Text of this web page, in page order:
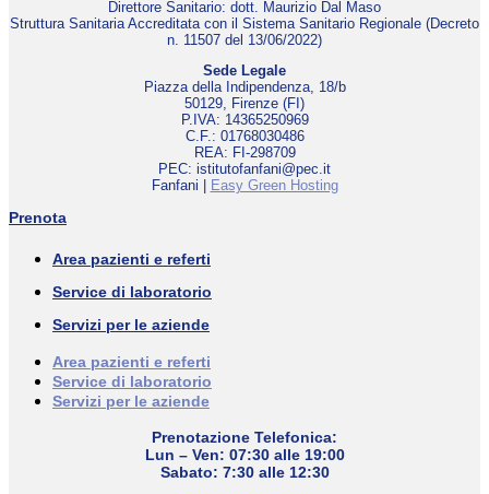
Direttore Sanitario: dott. Maurizio Dal Maso
Struttura Sanitaria Accreditata con il Sistema Sanitario Regionale (Decreto
n. 11507 del 13/06/2022)
Sede Legale
Piazza della Indipendenza, 18/b
50129, Firenze (FI)
P.IVA: 14365250969
C.F.: 01768030486
REA: FI-298709
PEC: istitutofanfani@pec.it
Fanfani | Easy Green Hosting
Prenota
Area pazienti e referti
Service di laboratorio
Servizi per le aziende
Area pazienti e referti
Service di laboratorio
Servizi per le aziende
Prenotazione Telefonica:
Lun – Ven: 07:30 alle 19:00
Sabato: 7:30 alle 12:30